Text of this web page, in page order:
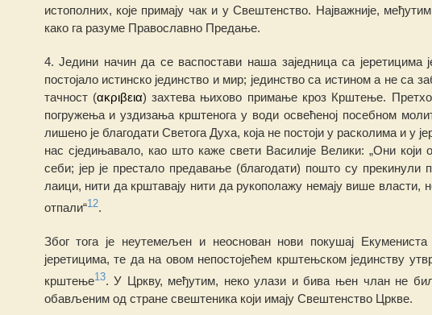
истополних, које примају чак и у Свештенство. Најважније,
како га разуме Православно Предање.
4. Једини начинда се васпостави наша заједница са јеретицима
постојало истинско јединство и мир; јединство са истином а не са
тачност (ακριβεια) захтева њихово примање кроз Крштење.
погружења и уздизања крштенога у води освећеној посебном
лишено је благодати Светога Духа, која не постоји у расколима и у
нас сједињавало, као што каже свети Василије Велики: „Они који
себи; јер је престало предавање (благодати) пошто су прекинули
лаици, нити да крштавају нити да рукополажу немају више власти, н
отпали“12.
Због тога је неутемељени неоснован нови покушај
јеретицима, те да на овом непостојећем крштењскомјединству
крштење13. У Цркву, међутим, неко улази и бива њен члан не
обављенимод стране свештеника који имају СвештенствоЦркве.